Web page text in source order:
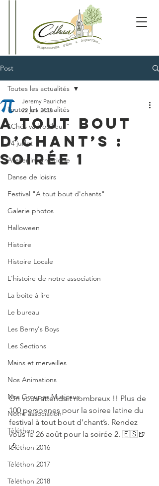
Post
Toutes les actualités
"Chés vadrouilleux"
14 juillet
Atelier informatique
Danse de loisirs
Festival "A tout bout d'chants"
Galerie photos
Halloween
Histoire
Histoire Locale
L'histoire de notre association
La boite à lire
Le bureau
Les Berny's Boys
Les Sections
Mains et merveilles
Nos Animations
Nos Groupes Musicaux
Notre association
Téléthon
Téléthon 2016
Téléthon 2017
Téléthon 2018
Toutes les actualités
A tout bout
d’chant’s :
soirée 1
Jeremy Pauriche
22 juil. 2022
On vous attendait nombreux !! Plus de
100 personnes pour la soiree latine du
festival à tout bout d’chant’s. Rendez
vous le 26 août pour la soirée 2. 🇪🇸🍺
🎶